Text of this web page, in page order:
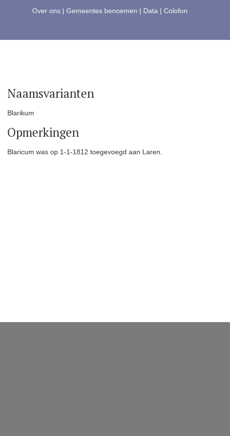
Over ons | Gemeentes benoemen | Data | Colofon
Naamsvarianten
Blarikum
Opmerkingen
Blaricum was op 1-1-1812 toegevoegd aan Laren.